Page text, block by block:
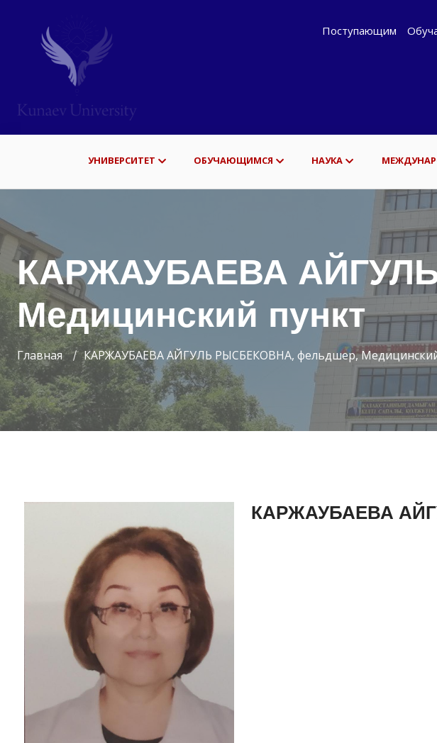
Поступающим
УНИВЕРСИТЕТ ОБУЧАЮЩИМСЯ НАУКА
КАРЖАУБАЕВА
Медицинский пункт
Главная КАРЖАУБАЕВА АЙГУЛЬ РЫСБЕКОВНА, фельдшер,
КАРЖАУБАЕВА